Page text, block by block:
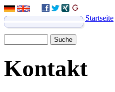
Startseite
Kontakt